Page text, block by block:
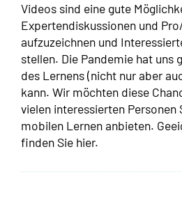
Videos sind eine gute
Expertendiskussionen und
aufzuzeichnen und
stellen. Die Pandemie hat uns
des Lernens (nicht nur aber
kann. Wir möchten diese
vielen interessierten Personen
mobilen Lernen anbieten.
finden Sie hier.